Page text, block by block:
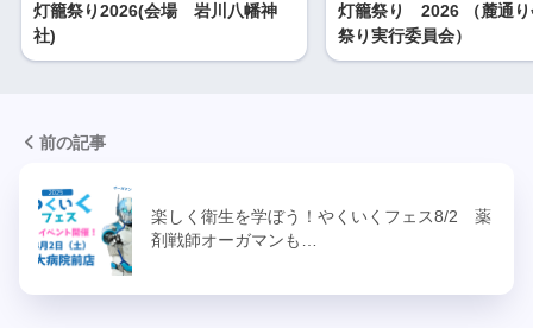
灯籠祭り2026(会場 岩川八幡神
社)
灯籠祭り 2026 （麓通り
祭り実行委員会）
前の記事
楽しく衛生を学ぼう！やくいくフェス8/2 薬
剤戦師オーガマンも…